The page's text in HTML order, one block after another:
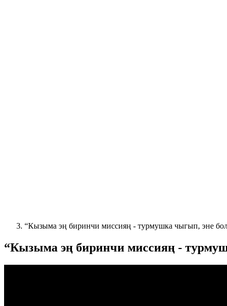
“Кызыма эң биринчи миссияң - турмушка чыгып, эне
“Кызыма эң биринчи миссияң -